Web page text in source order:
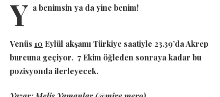
Y a benimsin ya da yine benim!
Venüs 10 Eylül akşamı Türkiye saatiyle 23.39’da Akrep
burcuna geçiyor. 7 Ekim öğleden sonraya kadar bu
pozisyonda ilerleyecek.